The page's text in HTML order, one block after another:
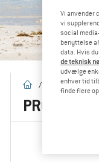
Hjemmeside
/ Mærker /
PROTEST
Vi anvender
vi
social
benyttelse
data. Hvis
de teknisk
udvælge
enhver tid
finde flere